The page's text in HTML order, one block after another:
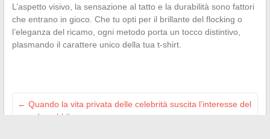
L’aspetto visivo, la sensazione al tatto e la durabilità sono fattori
che entrano in gioco. Che tu opti per il brillante del flocking o
l’eleganza del ricamo, ogni metodo porta un tocco distintivo,
plasmando il carattere unico della tua t-shirt.
← Quando la vita privata delle celebrità suscita l’interesse del
grande pubblico